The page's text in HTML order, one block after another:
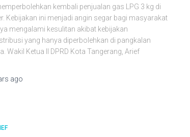
kembali penjualan gas LPG 3 kg di
Kebijakan ini menjadi angin segar bagi masyarakat
mengalami kesulitan akibat kebijakan
yang hanya diperbolehkan di pangkalan
Wakil Ketua II DPRD Kota Tangerang, Arief
ago